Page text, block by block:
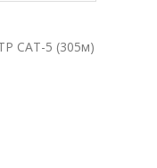
CAT-5 (305м)